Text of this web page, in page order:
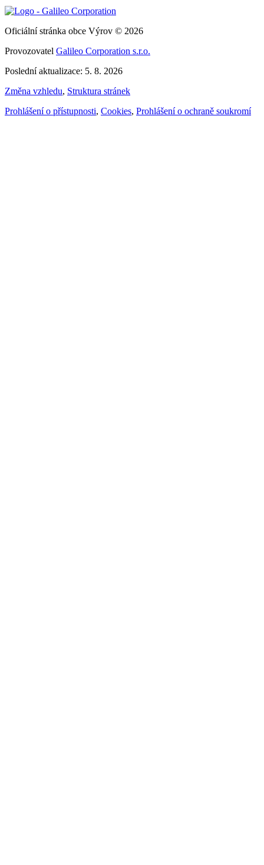
Oficiální stránka obce Výrov © 2026
Provozovatel Galileo Corporation s.r.o.
Poslední aktualizace: 5. 8. 2026
Změna vzhledu, Struktura stránek
Prohlášení o přístupnosti, Cookies, Prohlášení o ochraně soukromí